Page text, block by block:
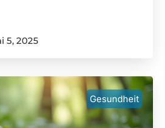
5, 2025
Gesundheit